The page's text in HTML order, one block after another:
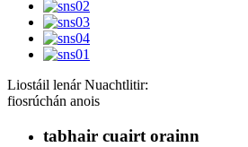
Liostáil lenár Nuachtlitir:
fiosrúchán anois
tabhair cuairt orainn